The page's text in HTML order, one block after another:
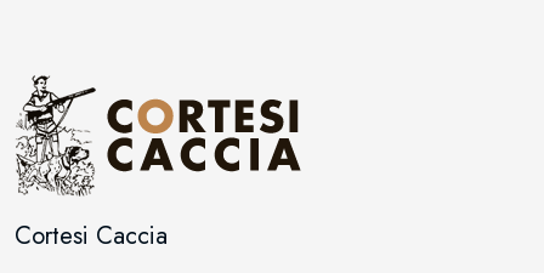
Cortesi Caccia